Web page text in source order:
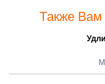
Также Вам